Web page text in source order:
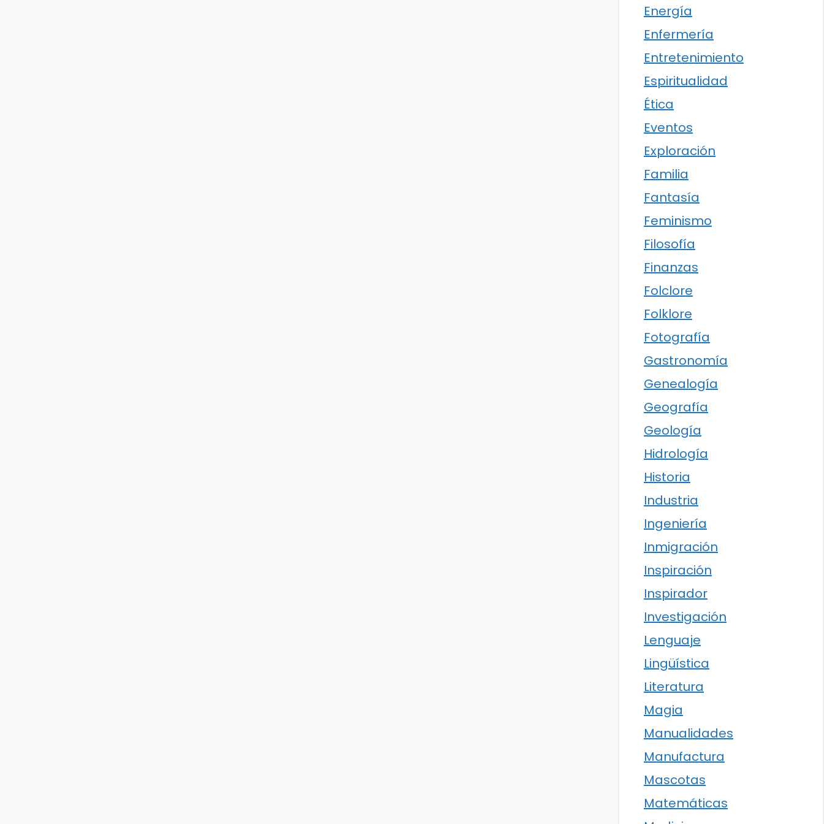
Energía
Enfermería
Entretenimiento
Espiritualidad
Ética
Eventos
Exploración
Familia
Fantasía
Feminismo
Filosofía
Finanzas
Folclore
Folklore
Fotografía
Gastronomía
Genealogía
Geografía
Geología
Hidrología
Historia
Industria
Ingeniería
Inmigración
Inspiración
Inspirador
Investigación
Lenguaje
Lingüística
Literatura
Magia
Manualidades
Manufactura
Mascotas
Matemáticas